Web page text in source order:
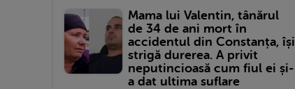
Mama lui Valentin, tânărul
de 34 de ani mort în
accidentul din Constanța, își
strigă durerea. A privit
neputincioasă cum fiul ei și-
a dat ultima suflare